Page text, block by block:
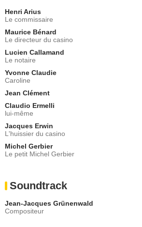
Henri Arius
Le commissaire
Maurice Bénard
Le directeur du casino
Lucien Callamand
Le notaire
Yvonne Claudie
Caroline
Jean Clément
Claudio Ermelli
lui-même
Jacques Erwin
L'huissier du casino
Michel Gerbier
Le petit Michel Gerbier
Soundtrack
Jean-Jacques Grünenwald
Compositeur